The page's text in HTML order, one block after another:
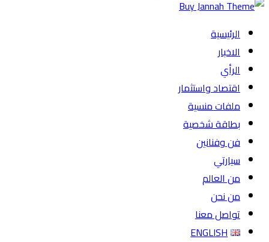
الرئيسية
الاخبار
الرأي
اقتصاد واستثمار
ملفات منسية
بطاقة شخصية
فن وفنانين
سيارتي
من العالم
من نحن
تواصل معنا
ENGLISH